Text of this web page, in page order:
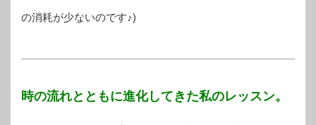
の消耗が少ないのです♪)
時の流れとともに進化してきた私のレッスン。